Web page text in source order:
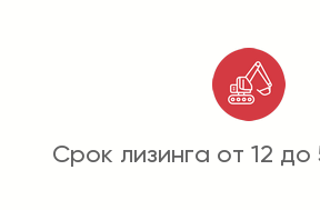
Срок лизинга от 12 до